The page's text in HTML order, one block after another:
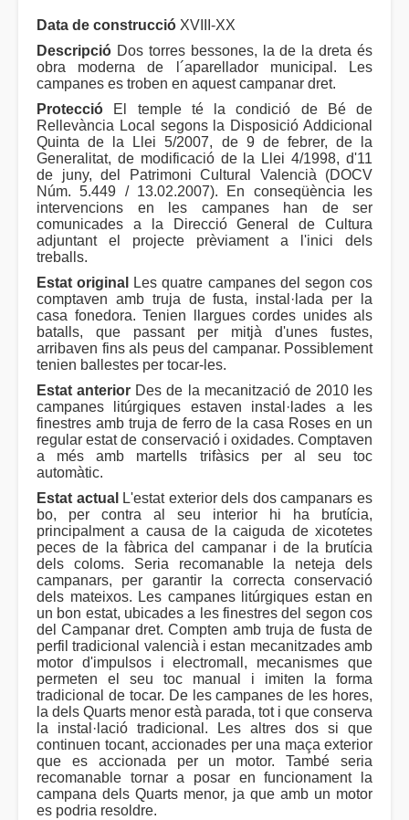
Data de construcció XVIII-XX
Descripció Dos torres bessones, la de la dreta és
obra moderna de l´aparellador municipal. Les
campanes es troben en aquest campanar dret.
Protecció El temple té la condició de Bé de
Rellevància Local segons la Disposició Addicional
Quinta de la Llei 5/2007, de 9 de febrer, de la
Generalitat, de modificació de la Llei 4/1998, d'11
de juny, del Patrimoni Cultural Valencià (DOCV
Núm. 5.449 / 13.02.2007). En conseqüència les
intervencions en les campanes han de ser
comunicades a la Direcció General de Cultura
adjuntant el projecte prèviament a l'inici dels
treballs.
Estat original
Les quatre campanes del segon cos
comptaven amb truja de fusta, instal·lada per la
casa fonedora. Tenien llargues cordes unides als
batalls, que passant per mitjà d'unes fustes,
arribaven fins als peus del campanar. Possiblement
tenien ballestes per tocar-les.
Estat anterior Des de la mecanització de 2010 les
campanes litúrgiques estaven instal·lades a les
finestres amb truja de ferro de la casa Roses en un
regular estat de conservació i oxidades. Comptaven
a més amb martells trifàsics per al seu toc
automàtic.
Estat actual
L'estat exterior dels dos campanars es
bo, per contra al seu interior hi ha brutícia,
principalment a causa de la caiguda de xicotetes
peces de la fàbrica del campanar i de la brutícia
dels coloms. Seria recomanable la neteja dels
campanars, per garantir la correcta conservació
dels mateixos. Les campanes litúrgiques estan en
un bon estat, ubicades a les finestres del segon cos
del Campanar dret. Compten amb truja de fusta de
perfil tradicional valencià i estan mecanitzades amb
motor d'impulsos i electromall, mecanismes que
permeten el seu toc manual i imiten la forma
tradicional de tocar. De les campanes de les hores,
la dels Quarts menor està parada, tot i que conserva
la instal·lació tradicional. Les altres dos si que
continuen tocant, accionades per una maça exterior
que es accionada per un motor. També seria
recomanable tornar a posar en funcionament la
campana dels Quarts menor, ja que amb un motor
es podria resoldre.